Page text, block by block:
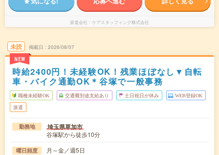
派遣会社 ケアスタッフィング株式会社
未読
NEW
掲載日 2026/08/07
時給2400円！未経験OK！残業ほぼなし▼自転
車・バイク通勤OK＊谷塚で一般事務
職種未経験OK 交通費別途支給あり 土日祝日が休み WEB登録OK
派遣
勤務地 埼玉県草加市
谷塚駅から徒歩10分
曜日頻度 月～金／週5日